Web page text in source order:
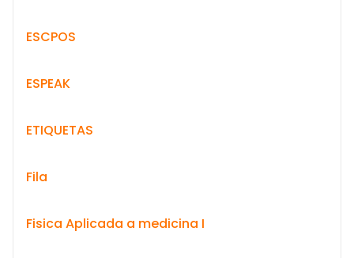
ESCPOS
ESPEAK
ETIQUETAS
Fila
Fisica Aplicada a medicina I